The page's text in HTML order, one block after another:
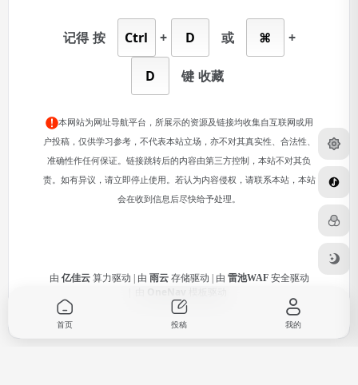
记得 按 Ctrl + D 或 ⌘ +
D 键 收藏
本网站为网址导航平台，所展示的资源及链接均收集自互联网或用
户投稿，仅供学习参考，不代表本站立场，亦不对其真实性、合法性、
准确性作任何保证。链接跳转后的内容由第三方控制，本站不对其负
责。如有异议，请立即停止使用。若认为内容侵权，请联系本站，本站
会在收到信息后尽快给予处理。
由 亿佳云 算力驱动 | 由 雨云 存储驱动 | 由 雷池WAF 安全驱动
首页 投稿 我的